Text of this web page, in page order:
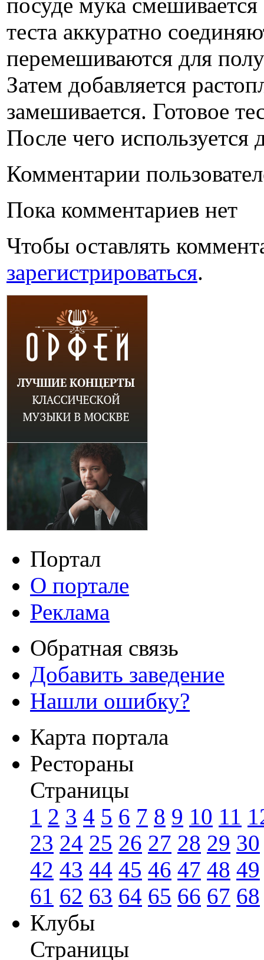
теста аккуратно
перемешиваются для
Затем добавляется
замешивается. Готовое
После чего используется
Комментарии
Пока комментариев нет
Чтобы оставлять
зарегистрироваться.
Портал
О портале
Реклама
Обратная связь
Добавить заведение
Нашли ошибку?
Карта портала
Рестораны
Страницы
1 2 3 4 5 6 7 8 9 10 11
23 24 25 26 27 28 29 30
42 43 44 45 46 47 48 49
61 62 63 64 65 66 67 68
Клубы
Страницы